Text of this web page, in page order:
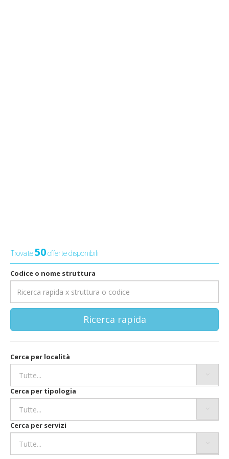
Trovate50offerte disponibili
Codice o nome struttura
Ricerca rapida
Cerca per località
Cerca per tipologia
Cerca per servizi